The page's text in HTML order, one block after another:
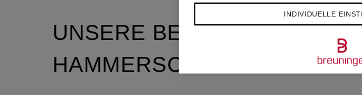
UNSERE BELIEBTESTEN
HAMMERSCHMID
INDIVIDUELLE